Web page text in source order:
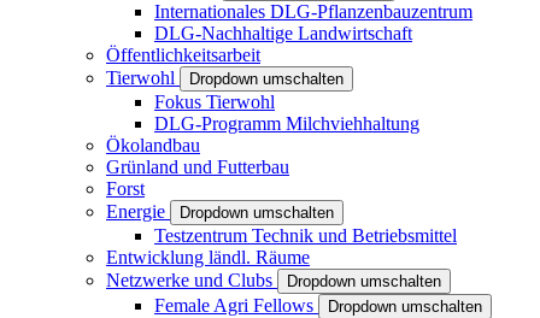
Internationales DLG-Pflanzenbauzentrum
DLG-Nachhaltige Landwirtschaft
Öffentlichkeitsarbeit
Tierwohl
Dropdown umschalten
Fokus Tierwohl
DLG-Programm Milchviehhaltung
Ökolandbau
Grünland und Futterbau
Forst
Energie
Dropdown umschalten
Testzentrum Technik und Betriebsmittel
Entwicklung ländl. Räume
Netzwerke und Clubs
Dropdown umschalten
Female Agri Fellows Dropdown umschalten